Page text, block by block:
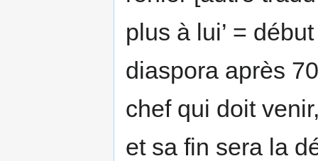
plus à lui’ =
diaspora après
chef qui doit
et sa fin sera la